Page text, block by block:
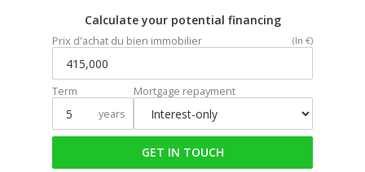
Calculate your potential financing
Prix d'achat du bien immobilier (In €)
Term
years
Mortgage repayment
GET IN TOUCH